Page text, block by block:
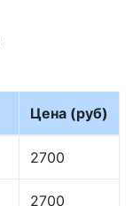
Цена (руб)
2700
2700